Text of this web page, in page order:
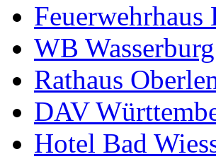
WB
Rathaus
DAV
Hotel Bad